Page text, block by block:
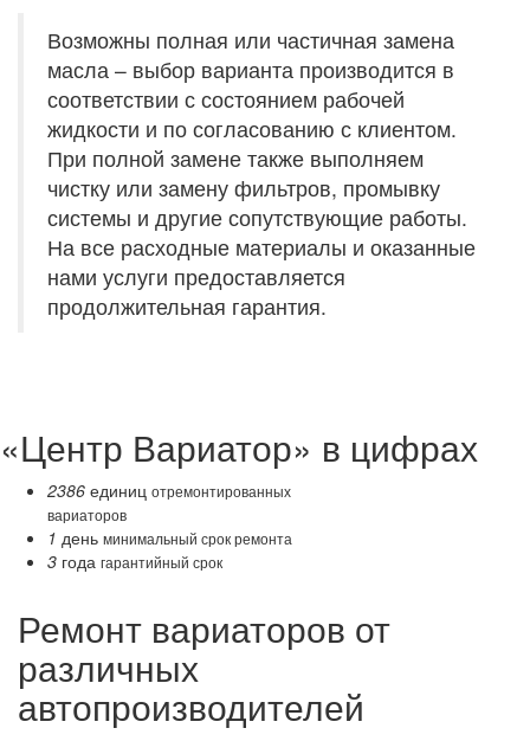
Возможны полная или частичная замена
масла – выбор варианта производится в
соответствии с состоянием рабочей
жидкости и по согласованию с клиентом.
При полной замене также выполняем
чистку или замену фильтров, промывку
системы и другие сопутствующие работы.
На все расходные материалы и оказанные
нами услуги предоставляется
продолжительная гарантия.
«Центр Вариатор» в цифрах
2386 единиц отремонтированных
вариаторов
1 день минимальный срок ремонта
3 года гарантийный срок
Ремонт вариаторов от
различных
автопроизводителей